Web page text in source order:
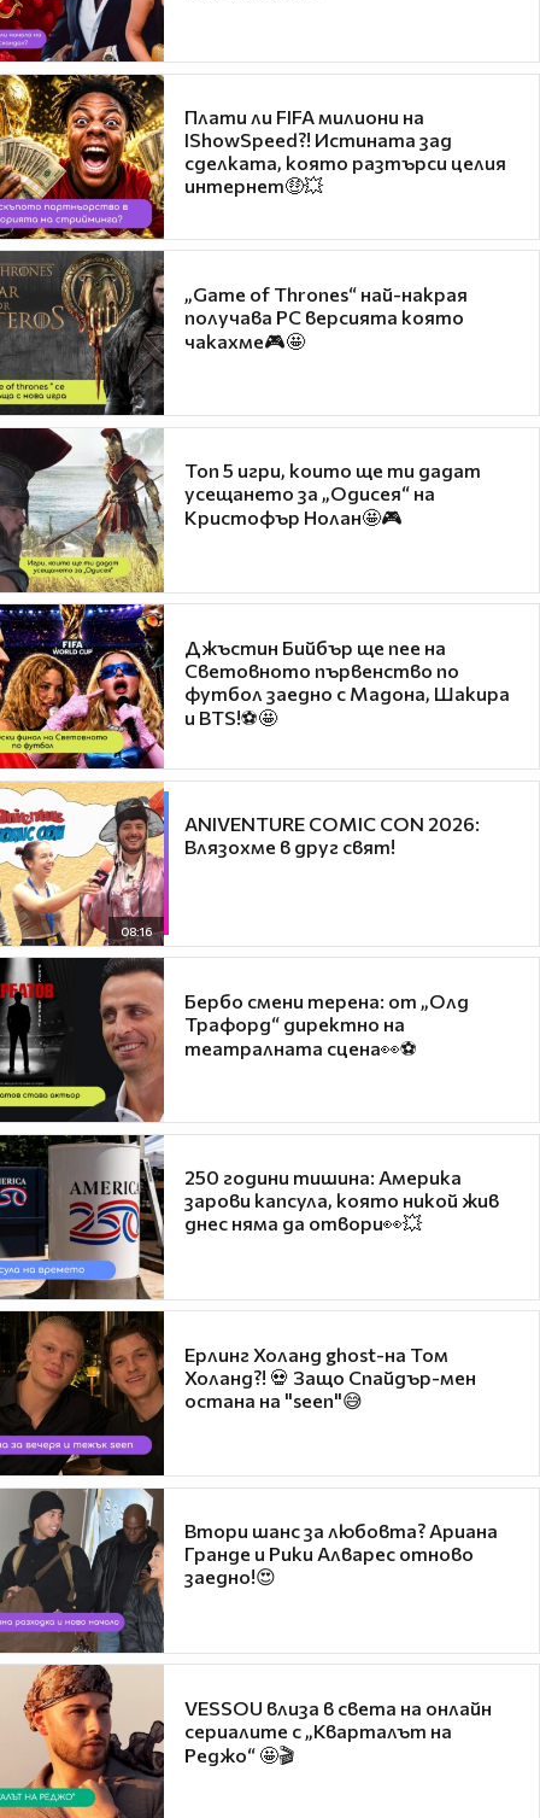
Плати ли FIFA милиони на
IShowSpeed?! Истината зад
сделката, която разтърси целия
интернет🤑💥
„Game of Thrones“ най-накрая
получава PC версията която
чакахме🎮🤩
Топ 5 игри, които ще ти дадат
усещането за „Одисея“ на
Кристофър Нолан🤩🎮
Джъстин Бийбър ще пее на
Световното първенство по
футбол заедно с Мадона, Шакира
и BTS!⚽🤩
08:16
ANIVENTURE COMIC CON 2026:
Влязохме в друг свят!
Бербо смени терена: от „Олд
Трафорд“ директно на
театралната сцена👀⚽
250 години тишина: Америка
зарови капсула, която никой жив
днес няма да отвори👀💥
Ерлинг Холанд ghost-на Том
Холанд?! 💀 Защо Спайдър-мен
остана на "seen"😅
Втори шанс за любовта? Ариана
Гранде и Рики Алварес отново
заедно!😍
VESSOU влиза в света на онлайн
сериалите с „Кварталът на
Реджо“ 🤩🎬